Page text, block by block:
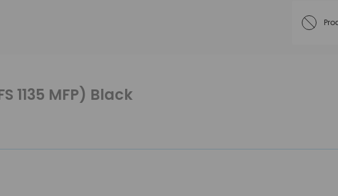
1135 MFP) Black